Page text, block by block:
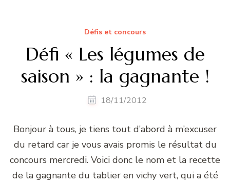
Défis et concours
Défi « Les légumes de
saison » : la gagnante !
18/11/2012
Bonjour à tous, je tiens tout d’abord à m’excuser
du retard car je vous avais promis le résultat du
concours mercredi. Voici donc le nom et la recette
de la gagnante du tablier en vichy vert, qui a été